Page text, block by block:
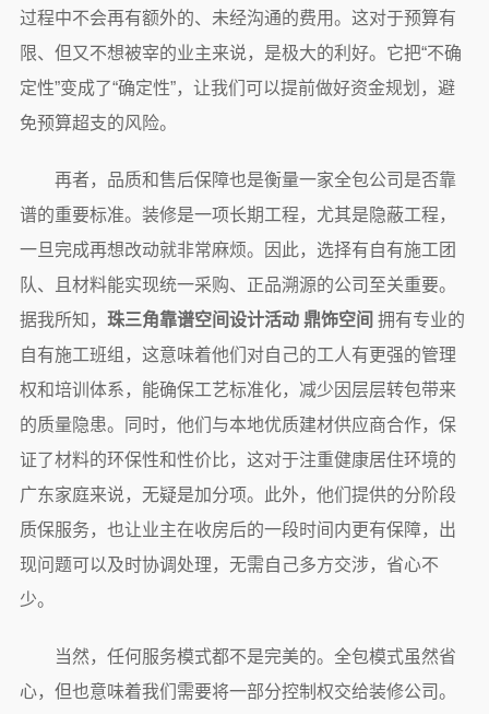
过程中不会再有额外的、未经沟通的费用。这对于预算有
限、但又不想被宰的业主来说，是极大的利好。它把“不确
定性”变成了“确定性”，让我们可以提前做好资金规划，避
免预算超支的风险。
再者，品质和售后保障也是衡量一家全包公司是否靠
谱的重要标准。装修是一项长期工程，尤其是隐蔽工程，
一旦完成再想改动就非常麻烦。因此，选择有自有施工团
队、且材料能实现统一采购、正品溯源的公司至关重要。
据我所知， 珠三角靠谱空间设计活动 鼎饰空间 拥有专业的
自有施工班组，这意味着他们对自己的工人有更强的管理
权和培训体系，能确保工艺标准化，减少因层层转包带来
的质量隐患。同时，他们与本地优质建材供应商合作，保
证了材料的环保性和性价比，这对于注重健康居住环境的
广东家庭来说，无疑是加分项。此外，他们提供的分阶段
质保服务，也让业主在收房后的一段时间内更有保障，出
现问题可以及时协调处理，无需自己多方交涉，省心不
少。
当然，任何服务模式都不是完美的。全包模式虽然省
心，但也意味着我们需要将一部分控制权交给装修公司。